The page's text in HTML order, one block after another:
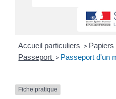
Accueil particuliers > Papiers
Passeport > Passeport d'un
Fiche pratique